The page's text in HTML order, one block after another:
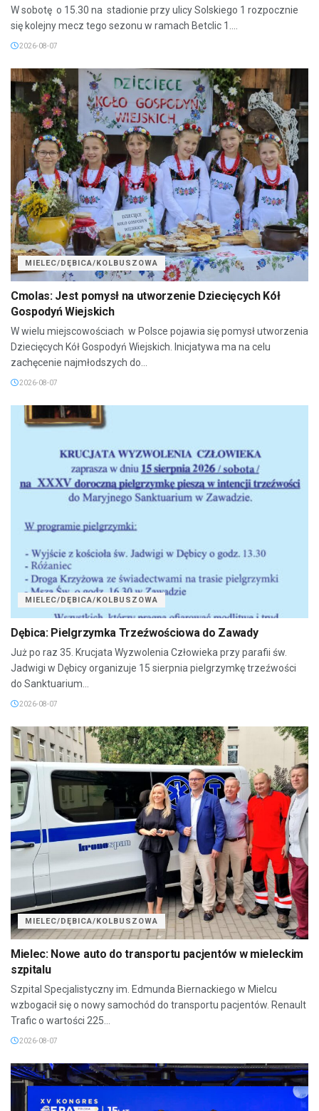
W sobotę o 15.30 na stadionie przy ulicy Solskiego 1 rozpocznie
się kolejny mecz tego sezonu w ramach Betclic 1....
2026-08-07
MIELEC/DĘBICA/KOLBUSZOWA
Cmolas: Jest pomysł na utworzenie Dziecięcych Kół
Gospodyń Wiejskich
W wielu miejscowościach w Polsce pojawia się pomysł utworzenia
Dziecięcych Kół Gospodyń Wiejskich. Inicjatywa ma na celu
zachęcenie najmłodszych do...
2026-08-07
MIELEC/DĘBICA/KOLBUSZOWA
Dębica: Pielgrzymka Trzeźwościowa do Zawady
Już po raz 35. Krucjata Wyzwolenia Człowieka przy parafii św.
Jadwigi w Dębicy organizuje 15 sierpnia pielgrzymkę trzeźwości
do Sanktuarium...
2026-08-07
MIELEC/DĘBICA/KOLBUSZOWA
Mielec: Nowe auto do transportu pacjentów w mieleckim
szpitalu
Szpital Specjalistyczny im. Edmunda Biernackiego w Mielcu
wzbogacił się o nowy samochód do transportu pacjentów. Renault
Trafic o wartości 225...
2026-08-07